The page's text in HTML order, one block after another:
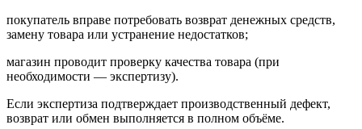
покупатель вправе потребовать возврат денежных средств,
замену товара или устранение недостатков;
магазин проводит проверку качества товара (при
необходимости — экспертизу).
Если экспертиза подтверждает производственный дефект,
возврат или обмен выполняется в полном объёме.